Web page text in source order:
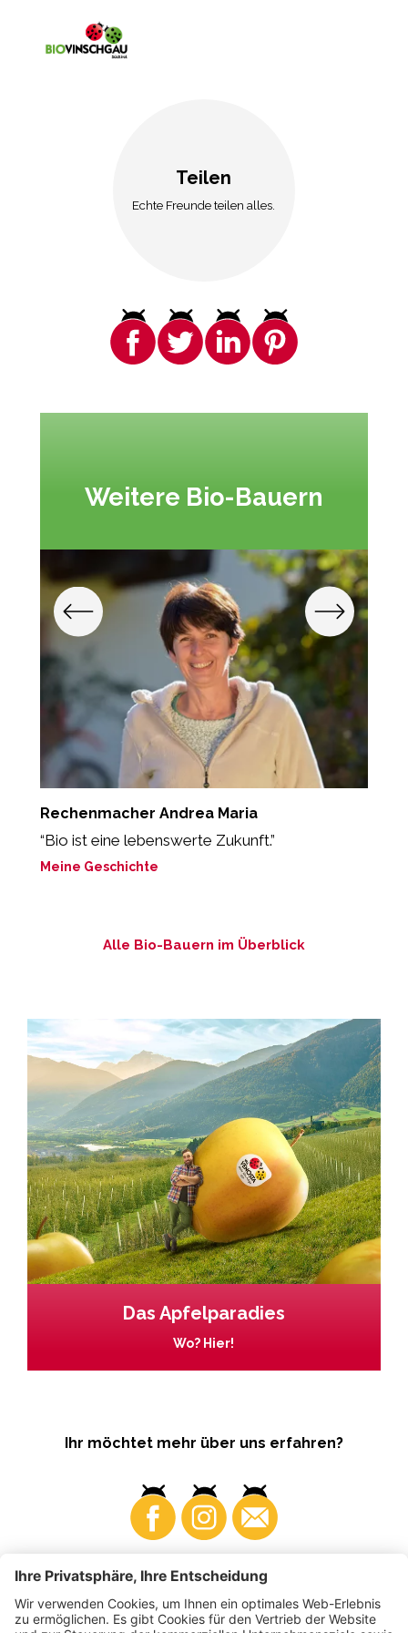
Teilen
Echte Freunde teilen alles.
Weitere Bio-Bauern
Rechenmacher Andrea Maria
“Bio ist eine lebenswerte Zukunft.”
Meine Geschichte
Alle Bio-Bauern im Überblick
Das Apfelparadies
Wo? Hier!
Ihr möchtet mehr über uns erfahren?
Business Produzenten